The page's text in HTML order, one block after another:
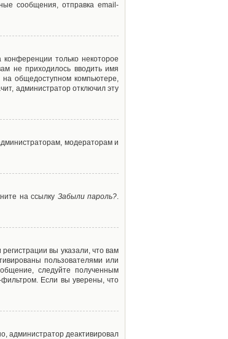
сообщения, отправка email-
только некоторое
не приходилось вводить имя
общедоступном компьютере,
администратор отключил эту
модераторам и
на ссылку Забыли пароль?.
вы указали, что вам
пользователями или
следуйте полученным
Если вы уверены, что
администратор деактивировал